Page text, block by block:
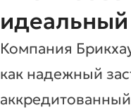
Компания
как надежный